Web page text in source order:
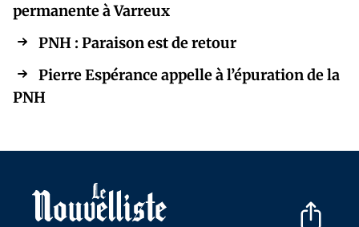
permanente à Varreux
PNH : Paraison est de retour
Pierre Espérance appelle à l’épuration de la
PNH